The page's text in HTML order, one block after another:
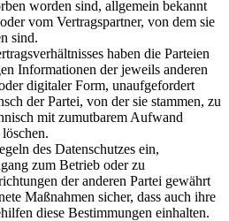
worden sind, allgemein bekannt
vom Vertragspartner, von dem sie
sind.
haben die Parteien
Informationen der jeweils anderen
digitaler Form, unaufgefordert
der Partei, von der sie stammen, zu
mit zumutbarem Aufwand
des Datenschutzes ein,
zum Betrieb oder zu
der anderen Partei gewährt
Maßnahmen sicher, dass auch ihre
diese Bestimmungen einhalten.